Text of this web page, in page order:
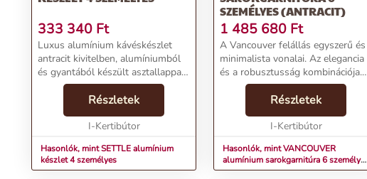
333 340 Ft
Luxus alumínium kávéskészlet
antracit kivitelben, alumíniumból
és gyantából készült asztallappal.
Modern szett, amely tökéletesen
illeszkedik bármilyen külső vagy
belső térbe. Nagyon kényelmes
Részletek
I-Kertibútor
Hasonlók, mint SETTLE alumínium
készlet 4 személyes
SZEMÉLYES (ANTRACIT)
1 485 680 Ft
A Vancouver felállás egyszerű és
minimalista vonalai. Az elegancia
és a robusztusság kombinációja.
Az epoxi kezeléssel és
vízlepergető betétekkel ellátott
alumínium konstrukciónak
köszönhetően a kert...
Részletek
I-Kertibútor
Hasonlók, mint VANCOUVER
alumínium sarokgarnitúra 6 személyes
(antracit)